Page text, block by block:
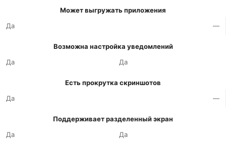
Может выгружать приложения
Да
—
Возможна настройка уведомлений
Да
Да
Есть прокрутка скриншотов
Да
—
Поддерживает разделенный экран
Да
Да